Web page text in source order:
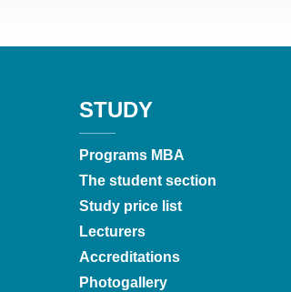
STUDY
Programs MBA
The student section
Study price list
Lecturers
Accreditations
Photogallery